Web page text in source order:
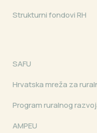
Strukturni fondovi RH
SAFU
Hrvatska mreža za
Program ruralnog
AMPEU